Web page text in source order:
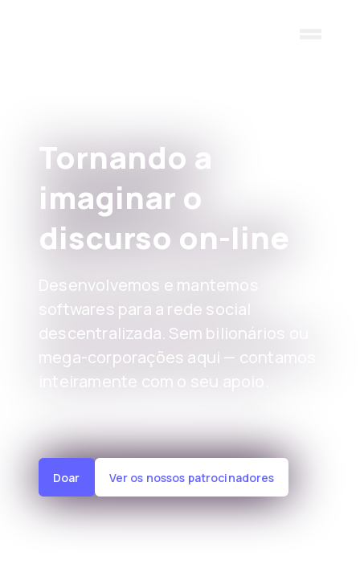
Tornando a
imaginar o
discurso on-line
Desenvolvemos e mantemos
softwares para a rede social
descentralizada. Sem bilionários ou
mega-corporações aqui — contamos
inteiramente com o seu apoio.
Doar Ver os nossos patrocinadores